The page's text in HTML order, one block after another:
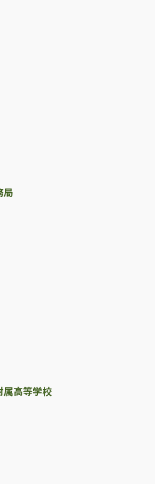
局
属高等学校